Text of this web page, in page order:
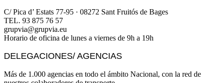
C/ Pica d’ Estats 77-95 · 08272 Sant Fruitós de Bages
TEL. 93 875 76 57
grupvia@grupvia.eu
Horario de oficina de lunes a viernes de 9h a 19h
DELEGACIONES/ AGENCIAS
Más de 1.000 agencias en todo el ámbito Nacional, con la red de